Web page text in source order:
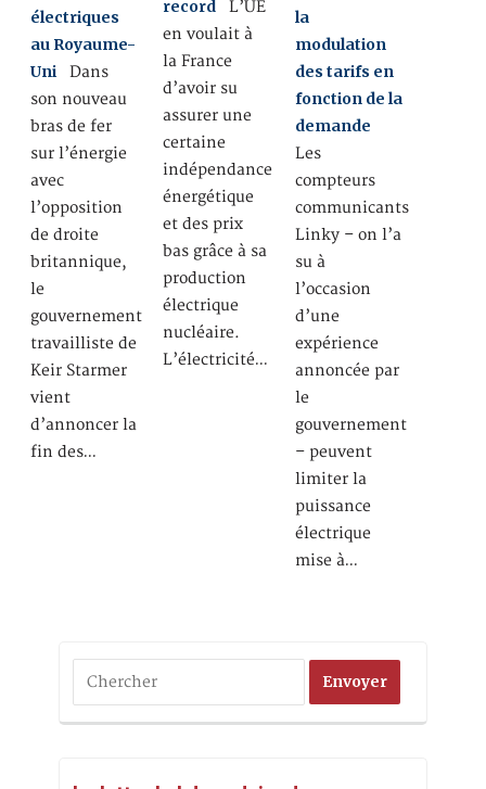
électriques
au Royaume-
Uni Dans
son nouveau
bras de fer
sur l’énergie
avec
l’opposition
de droite
britannique,
le
gouvernement
travailliste de
Keir Starmer
vient
d’annoncer la
fin des…
record L’UE
en voulait à
la France
d’avoir su
assurer une
certaine
indépendance
énergétique
et des prix
bas grâce à sa
production
électrique
nucléaire.
L’électricité…
la
modulation
des tarifs en
fonction de la
demande
Les
compteurs
communicants
Linky – on l’a
su à
l’occasion
d’une
expérience
annoncée par
le
gouvernement
– peuvent
limiter la
puissance
électrique
mise à…